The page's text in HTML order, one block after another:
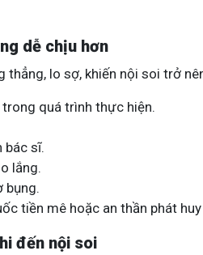
dễ chịu hơn
lo sợ, khiến nội soi trở
quá trình thực hiện.
bác sĩ.
lắng.
bụng.
tiền mê hoặc an thần phát
đến nội soi